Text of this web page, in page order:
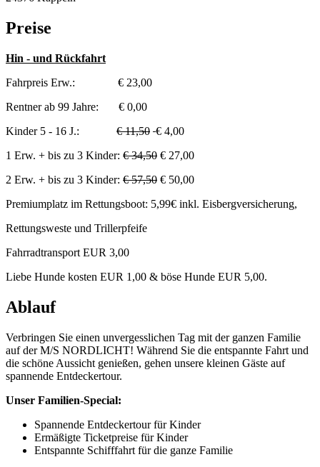
Preise
Hin - und Rückfahrt
Fahrpreis Erw.: € 23,00
Rentner ab 99 Jahre: € 0,00
Kinder 5 - 16 J.: € 11,50 € 4,00
1 Erw. + bis zu 3 Kinder: € 34,50 € 27,00
2 Erw. + bis zu 3 Kinder: € 57,50 € 50,00
Premiumplatz im Rettungsboot: 5,99€ inkl. Eisbergversicherung,
Rettungsweste und Trillerpfeife
Fahrradtransport EUR 3,00
Liebe Hunde kosten EUR 1,00 & böse Hunde EUR 5,00.
Ablauf
Verbringen Sie einen unvergesslichen Tag mit der ganzen Familie
auf der M/S NORDLICHT! Während Sie die entspannte Fahrt und
die schöne Aussicht genießen, gehen unsere kleinen Gäste auf
spannende Entdeckertour.
Unser Familien-Special:
Spannende Entdeckertour für Kinder
Ermäßigte Ticketpreise für Kinder
Entspannte Schifffahrt für die ganze Familie